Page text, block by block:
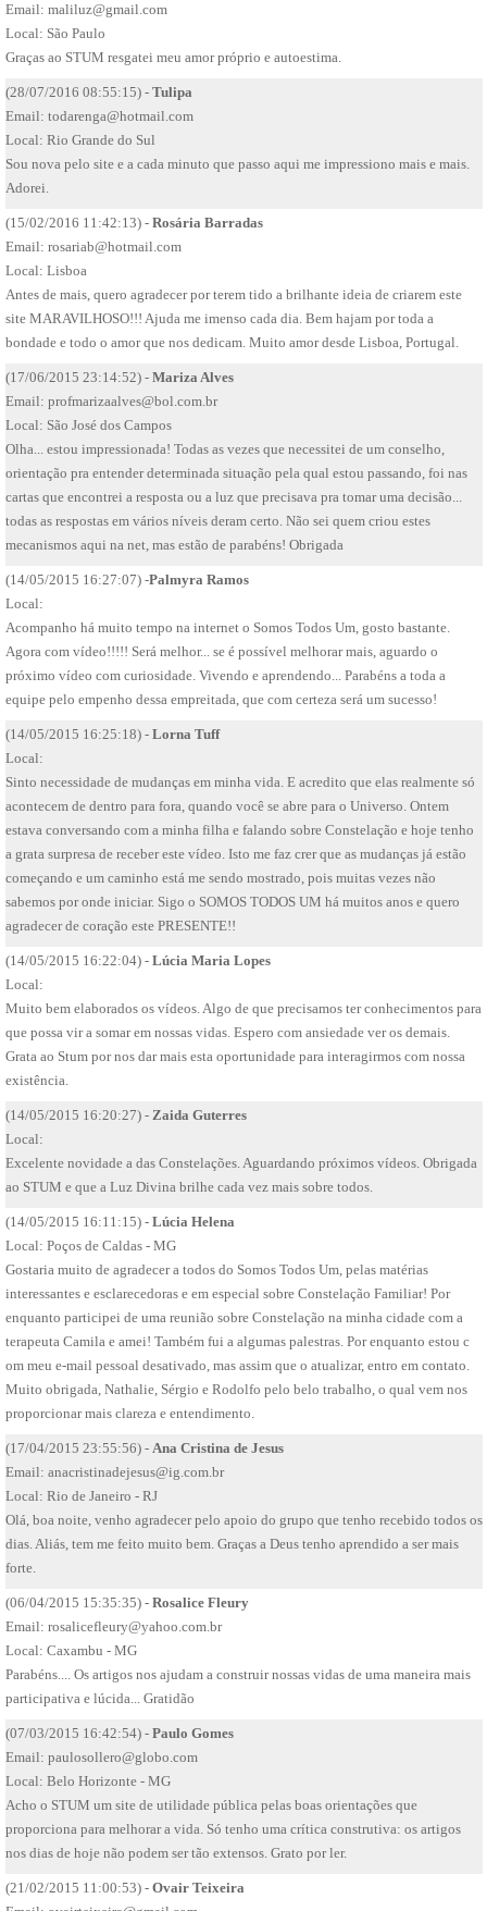
Email: maliluz@gmail.com
Local: São Paulo
Graças ao STUM resgatei meu amor próprio e autoestima.
(28/07/2016 08:55:15) - Tulipa
Email: todarenga@hotmail.com
Local: Rio Grande do Sul
Sou nova pelo site e a cada minuto que passo aqui me impressiono mais e mais.
Adorei.
(15/02/2016 11:42:13) - Rosária Barradas
Email: rosariab@hotmail.com
Local: Lisboa
Antes de mais, quero agradecer por terem tido a brilhante ideia de criarem este
site MARAVILHOSO!!! Ajuda me imenso cada dia. Bem hajam por toda a
bondade e todo o amor que nos dedicam. Muito amor desde Lisboa, Portugal.
(17/06/2015 23:14:52) - Mariza Alves
Email: profmarizaalves@bol.com.br
Local: São José dos Campos
Olha... estou impressionada! Todas as vezes que necessitei de um conselho,
orientação pra entender determinada situação pela qual estou passando, foi nas
cartas que encontrei a resposta ou a luz que precisava pra tomar uma decisão...
todas as respostas em vários níveis deram certo. Não sei quem criou estes
mecanismos aqui na net, mas estão de parabéns! Obrigada
(14/05/2015 16:27:07) -​Palmyra Ramos
Local:
Acompanho há muito tempo na internet o Somos Todos Um, gosto bastante.
Agora com vídeo!!!!! Será melhor... se é possível melhorar mais, aguardo o
próximo vídeo com curiosidade. Vivendo e aprendendo... Parabéns a toda a
equipe pelo empenho dessa empreitada, que com certeza será um sucesso!
(14/05/2015 16:25:18) - Lorna Tuff
Local:
Sinto necessidade de mudanças em minha vida. E acredito que elas realmente só
acontecem de dentro para fora, quando você se abre para o Universo. Ontem
estava conversando com a minha filha e falando sobre Constelação e hoje tenho
a grata surpresa de receber este vídeo. Isto me faz crer que as mudanças já estão
começando e um caminho está me sendo mostrado, pois muitas vezes não
sabemos por onde iniciar. Sigo o SOMOS TODOS UM há muitos anos e quero
agradecer de coração este PRESENTE!!
(14/05/2015 16:22:04) - Lúcia Maria Lopes
Local:
Muito bem elaborados os vídeos. Algo de que precisamos ter conhecimentos para
que possa vir a somar em nossas vidas. Espero com ansiedade ver os demais.
Grata ao Stum por nos dar mais esta oportunidade para interagirmos com nossa
existência.
(14/05/2015 16:20:27) - Zaida Guterres
Local:
Excelente novidade a das Constelações. Aguardando próximos vídeos. Obrigada
ao STUM e que a Luz Divina brilhe cada vez mais sobre todos.
(14/05/2015 16:11:15) - Lúcia Helena
Local: ​Poços de Caldas - MG​
​Gostaria muito de agradecer ​a todos do Somos Todos Um, pelas matérias
interessantes e esclarecedoras e em especial sobre Constelação Familiar! Por
enquanto participei de uma reunião sobre Constelação na minha cidade com a
terapeuta Camila e amei! Também fui ​a algumas palestras. Por enquanto estou c​
om meu e-mail pessoal desativado, mas assim que o atualizar, entro em contato.
Muito obriga​da​, Nathalie, Sérgio e Rodolfo pelo belo trabalho, ​o qual vem nos
proporcionar mais clareza e entendimento.
(17/04/2015 23:55:56) - Ana Cristina de Jesus
Email: anacristinadejesus@ig.com.br
Local: Rio de Janeiro - RJ
Olá, boa noite, venho agradecer pelo apoio do grupo que tenho recebido todos os
dias. Aliás, tem me feito muito bem. Graças a Deus tenho aprendido a ser mais
forte.
(06/04/2015 15:35:35) - Rosalice Fleury
Email: rosalicefleury@yahoo.com.br
Local: Caxambu - MG
Parabéns.... Os artigos nos ajudam a construir nossas vidas de uma maneira mais
participativa e lúcida... Gratidão
(07/03/2015 16:42:54) - Paulo Gomes
Email: paulosollero@globo.com
Local: Belo Horizonte - MG
Acho o STUM um site de utilidade pública pelas boas orientações que
proporciona para melhorar a vida. Só tenho uma crítica construtiva: os artigos
nos dias de hoje não podem ser tão extensos. Grato por ler.
(21/02/2015 11:00:53) - Ovair Teixeira